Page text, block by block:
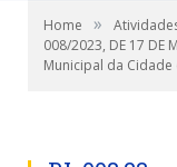
Home »
008/2023, DE 17 DE
Municipal da